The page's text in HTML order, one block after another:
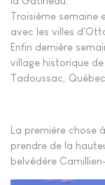
Troisième semaine
avec les villes
Enfin dernière
village historique
Tadoussac,
La première chose
prendre de la
belvédère